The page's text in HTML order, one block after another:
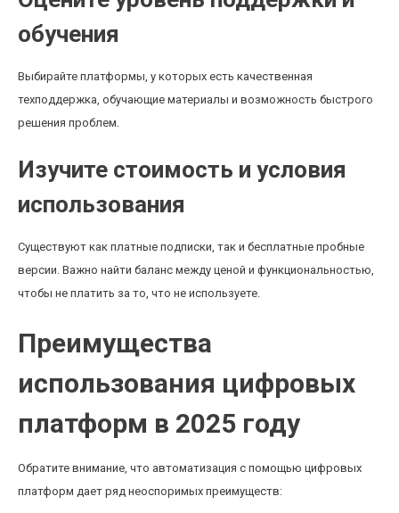
обучения
Выбирайте платформы, у которых есть качественная
техподдержка, обучающие материалы и возможность быстрого
решения проблем.
Изучите стоимость и условия
использования
Существуют как платные подписки, так и бесплатные пробные
версии. Важно найти баланс между ценой и функциональностью,
чтобы не платить за то, что не используете.
Преимущества
использования цифровых
платформ в 2025 году
Обратите внимание, что автоматизация с помощью цифровых
платформ дает ряд неоспоримых преимуществ: